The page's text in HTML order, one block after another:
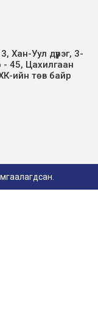
Уул дүүрэг, 3-
- 45, Цахилгаан
ийн төв байр